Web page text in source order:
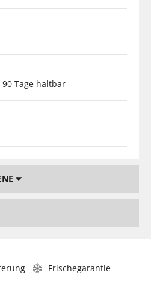
Tage haltbar
Frischegarantie